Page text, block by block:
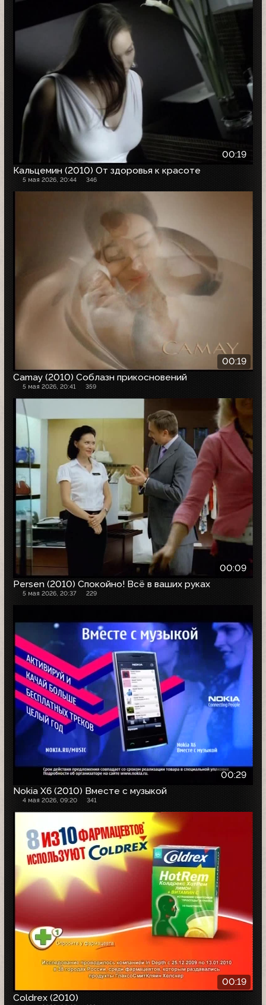
00:19
Кальцемин (2010) От здоровья к красоте
5 мая 2026, 20:44 346
00:19
Camay (2010) Соблазн прикосновений
5 мая 2026, 20:41 359
00:09
Persen (2010) Спокойно! Всё в ваших руках
5 мая 2026, 20:37 229
00:29
Nokia X6 (2010) Вместе с музыкой
4 мая 2026, 09:20 341
00:19
Coldrex (2010)